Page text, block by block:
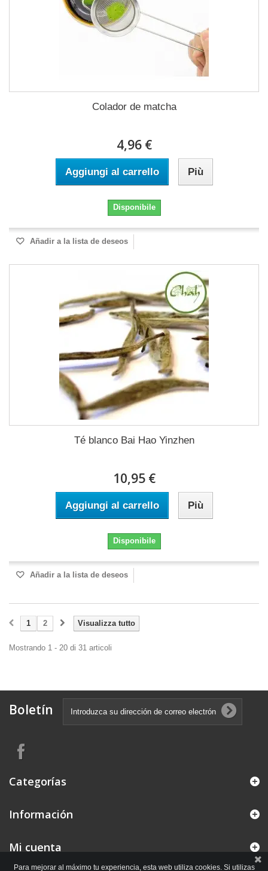
Colador de matcha
4,96 €
Aggiungi al carrello Più
Disponibile
Añadir a la lista de deseos
Té blanco Bai Hao Yinzhen
10,95 €
Aggiungi al carrello Più
Disponibile
Añadir a la lista de deseos
Visualizza tutto
1 2
Mostrando 1 - 20 di 31 articoli
Boletín
Categorías
Información
Mi cuenta
Para mejorar al máximo tu experiencia, esta web utiliza cookies. Si utilizas